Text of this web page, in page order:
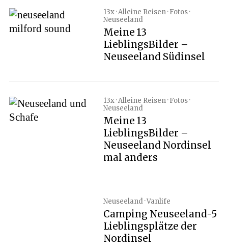
13x · Alleine Reisen · Fotos ·
Neuseeland
Meine 13
LieblingsBilder –
Neuseeland Südinsel
13x · Alleine Reisen · Fotos ·
Neuseeland
Meine 13
LieblingsBilder –
Neuseeland Nordinsel
mal anders
Neuseeland · Vanlife
Camping Neuseeland-5
Lieblingsplätze der
Nordinsel